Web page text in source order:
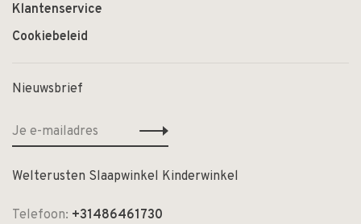
Klantenservice
Cookiebeleid
Nieuwsbrief
Welterusten Slaapwinkel Kinderwinkel
Telefoon: +31486461730